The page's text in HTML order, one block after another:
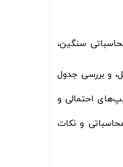
سنگین،
و بررسی جدول
احتمالی و
و نکات